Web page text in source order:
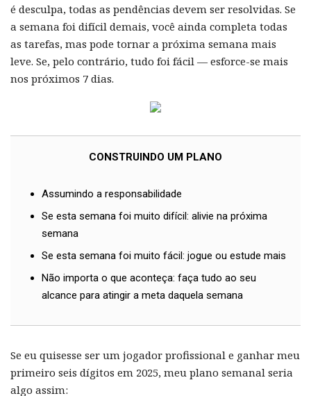
é desculpa, todas as pendências devem ser resolvidas. Se
a semana foi difícil demais, você ainda completa todas
as tarefas, mas pode tornar a próxima semana mais
leve. Se, pelo contrário, tudo foi fácil — esforce-se mais
nos próximos 7 dias.
CONSTRUINDO UM PLANO
Assumindo a responsabilidade
Se esta semana foi muito difícil: alivie na próxima
semana
Se esta semana foi muito fácil: jogue ou estude mais
Não importa o que aconteça: faça tudo ao seu
alcance para atingir a meta daquela semana
Se eu quisesse ser um jogador profissional e ganhar meu
primeiro seis dígitos em 2025, meu plano semanal seria
algo assim: